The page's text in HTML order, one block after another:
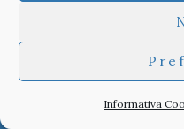
Informativa
Clicca sulle copertine,
tutti i nostri vecchi numeri
© 2026